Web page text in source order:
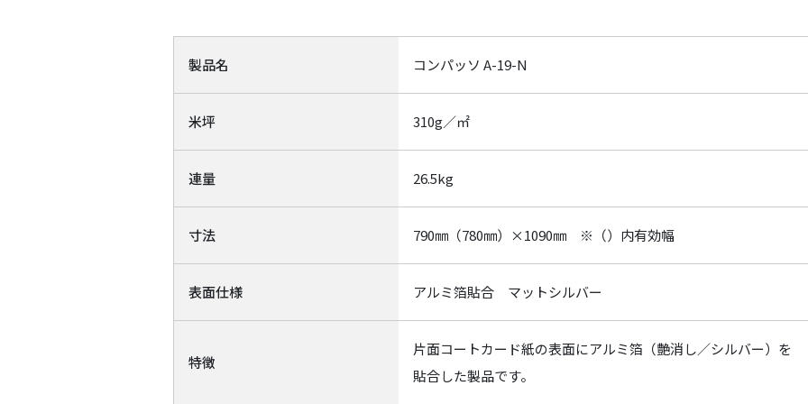
製品名 コンパッソ A-19-N
米坪 310g／㎡
連量 26.5kg
寸法 790㎜（780㎜）×1090㎜ ※（）内有効幅
表面仕様 アルミ箔貼合 マットシルバー
特徴
片面コートカード紙の表面にアルミ箔（艶消し／シルバー）を
貼合した製品です。